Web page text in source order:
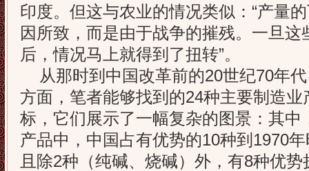
印度。但这与农业的情况类似：“产量
因所致，而是由于战争的摧残。一旦
后，情况马上就得到了扭转”。
从那时到中国改革前的20世纪70年
方面，笔者能够找到的24种主要制造
标，它们展示了一幅复杂的图景：其中
产品中，中国占有优势的10种到1970
且除2种（纯碱、烧碱）外，有8种优